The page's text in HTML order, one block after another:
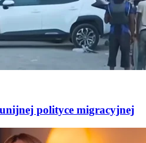
polityce migracyjnej